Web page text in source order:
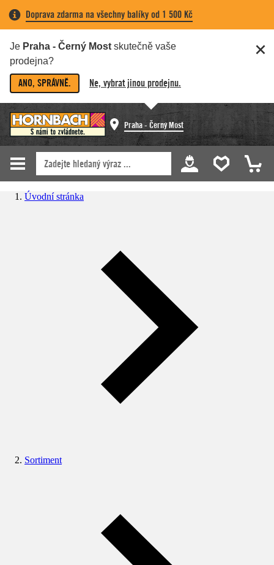
Doprava zdarma na všechny balíky od 1 500 Kč
Je Praha - Černý Most skutečně vaše
prodejna?
ANO, SPRÁVNĚ. Ne, vybrat jinou prodejnu.
Praha - Černý Most
Úvodní stránka
Sortiment